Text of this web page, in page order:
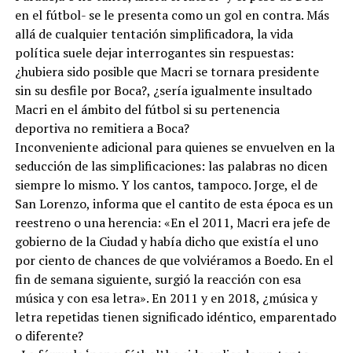
en el fútbol- se le presenta como un gol en contra. Más
allá de cualquier tentación simplificadora, la vida
política suele dejar interrogantes sin respuestas:
¿hubiera sido posible que Macri se tornara presidente
sin su desfile por Boca?, ¿sería igualmente insultado
Macri en el ámbito del fútbol si su pertenencia
deportiva no remitiera a Boca?
Inconveniente adicional para quienes se envuelven en la
seducción de las simplificaciones: las palabras no dicen
siempre lo mismo. Y los cantos, tampoco. Jorge, el de
San Lorenzo, informa que el cantito de esta época es un
reestreno o una herencia: «En el 2011, Macri era jefe de
gobierno de la Ciudad y había dicho que existía el uno
por ciento de chances de que volviéramos a Boedo. En el
fin de semana siguiente, surgió la reacción con esa
música y con esa letra». En 2011 y en 2018, ¿música y
letra repetidas tienen significado idéntico, emparentado
o diferente?